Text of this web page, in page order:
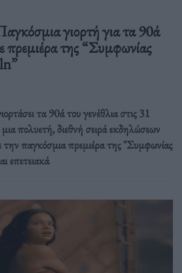
γιορτή για τα 90ά
πρεμιέρα της “Συμφωνίας
τα 90ά του γενέθλια στις 31
πολυετή, διεθνή σειρά εκδηλώσεων
παγκόσμια πρεμιέρα της "Συμφωνίας